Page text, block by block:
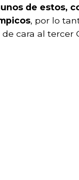
de estos,
, por lo
cara al tercer